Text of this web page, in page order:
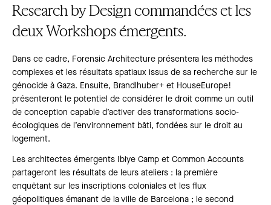
Research by Design commandées et les
deux Workshops émergents.
Dans ce cadre, Forensic Architecture présentera les méthodes
complexes et les résultats spatiaux issus de sa recherche sur le
génocide à Gaza. Ensuite, Brandlhuber+ et HouseEurope!
présenteront le potentiel de considérer le droit comme un outil
de conception capable d’activer des transformations socio-
écologiques de l’environnement bâti, fondées sur le droit au
logement.
Les architectes émergents Ibiye Camp et Common Accounts
partageront les résultats de leurs ateliers : la première
enquêtant sur les inscriptions coloniales et les flux
géopolitiques émanant de la ville de Barcelona ; le second